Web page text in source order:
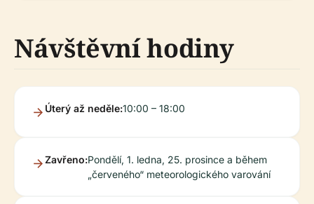
Návštěvní hodiny
Úterý až neděle:10:00 – 18:00
Zavřeno:Pondělí, 1. ledna, 25. prosince a během
„červeného“ meteorologického varování